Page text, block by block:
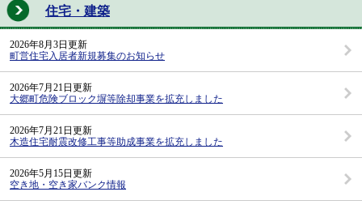
住宅・建築
2026年8月3日更新
町営住宅入居者新規募集のお知らせ
2026年7月21日更新
大郷町危険ブロック塀等除却事業を拡充しました
2026年7月21日更新
木造住宅耐震改修工事等助成事業を拡充しました
2026年5月15日更新
空き地・空き家バンク情報